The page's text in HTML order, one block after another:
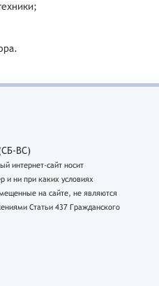
ВС)
интернет-сайт носит
и ни при каких условиях
на сайте, не являются
Статьи 437 Гражданского